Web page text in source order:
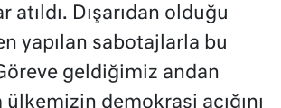
atıldı. Dışarıdan olduğu
yapılan sabotajlarla bu
geldiğimiz andan
demokrasi açığını